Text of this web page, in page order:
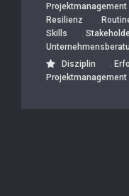
Projektmanagement
Resilienz ,
Skills ,
Disziplin
,
Projektmanagement